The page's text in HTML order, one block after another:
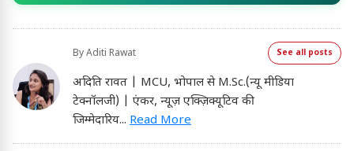
ByAditi Rawat See all posts
अदिति रावत | MCU, भोपाल से M.Sc.(न्यू मीडिया
टेक्नॉलजी) | एंकर, न्यूज़ एक्ज़िक्यूटिव की
जिम्मेदारिय... Read More